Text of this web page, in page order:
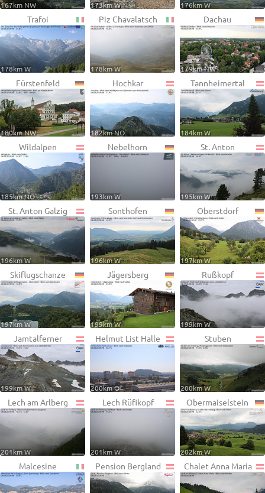
167km NW 173km W 176km W
Trafoi
178km W
Piz Chavalatsch
178km W
Dachau
179km NW
Fürstenfeld
180km NW
Hochkar
182km NO
Tannheimertal
184km W
Wildalpen
185km NO
Nebelhorn
193km W
St. Anton
195km W
St. Anton Galzig
196km W
Sonthofen
196km W
Oberstdorf
197km W
Skiflugschanze
197km W
Jägersberg
199km W
Rußkopf
199km W
Jamtalferner
199km W
Helmut List Halle
200km O
Stuben
200km W
Lech am Arlberg
201km W
Lech Rüfikopf
201km W
Obermaiselstein
202km W
Malcesine Pension Bergland Chalet Anna Maria